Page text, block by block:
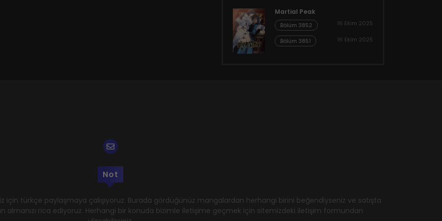
Martial Peak
Bölüm 3852 16 Ekim 2025
Bölüm 3851 16 Ekim 2025
Not
için türkçe paylaşmaya çalışıyoruz. Burada gördüğünüz mangalardan herhangi birini beğendiyseniz ve satışta
almanızı rica ediyoruz. Herhangi bir konuda bizimle iletişime geçmek için sitemizdeki iletişim formundan